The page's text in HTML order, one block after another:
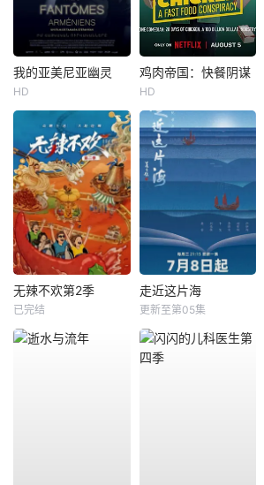
我的亚美尼亚幽灵
HD
鸡肉帝国：快餐阴谋
HD
无辣不欢第2季
已完结
走近这片海
更新至第05集